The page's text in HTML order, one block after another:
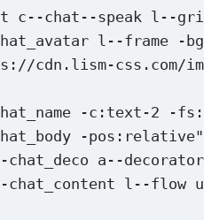
c--chat--speak l--
l--frame -
cdn.lism-css.com/
-c:text-2 -
-pos:relative"
a--
chat_content l--flow